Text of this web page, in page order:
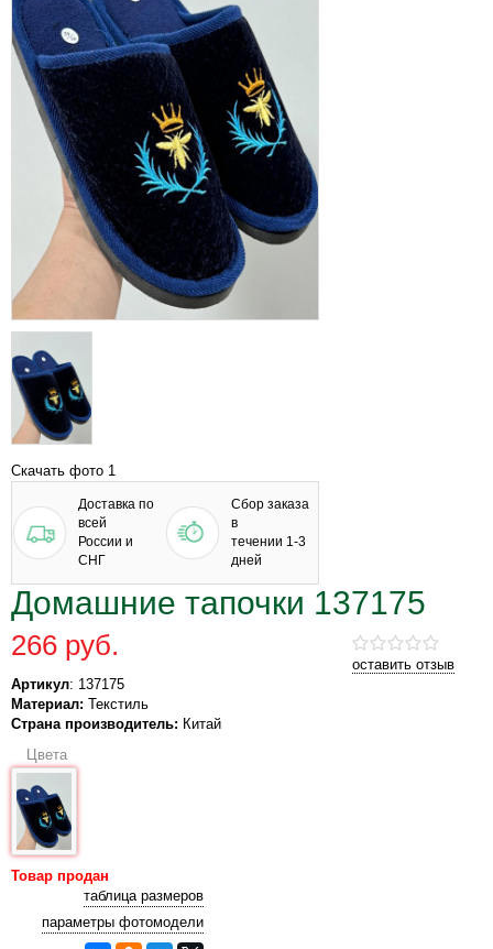
Скачать фото 1
Доставка по
всей
России и
СНГ
Сбор заказа
в
течении 1-3
дней
Домашние тапочки 137175
оставить отзыв
266 руб.
Артикул: 137175
Материал: Текстиль
Страна производитель: Китай
Цвета
Товар продан
таблица размеров
параметры фотомодели